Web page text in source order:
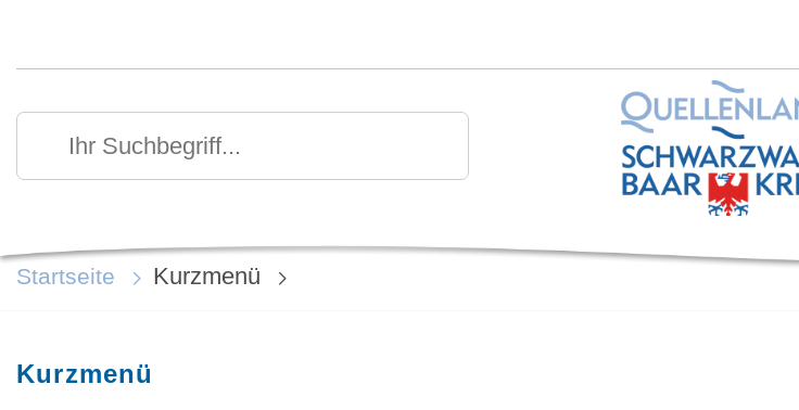
Ihr Suchbegriff
Suchen
Startseite Kurzmenü
Kurzmenü